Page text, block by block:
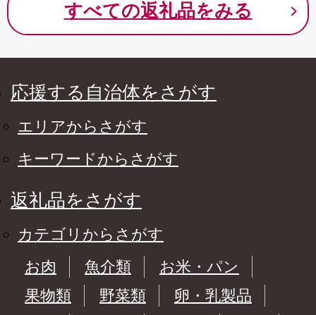
すべての返礼品をみる
応援する自治体をさがす
エリアからさがす
キーワードからさがす
返礼品をさがす
カテゴリからさがす
お肉
魚介類
お米・パン
果物類
野菜類
卵・乳製品